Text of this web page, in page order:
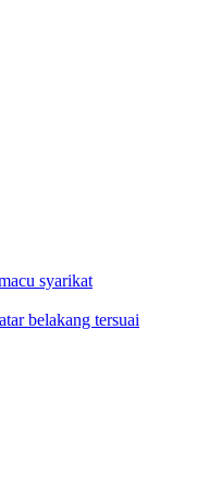
syarikat
belakang tersuai